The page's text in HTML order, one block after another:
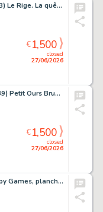
Mallié, Vincent (né en 1973) Le Rige. La quête de l’oiseau...
closed
27/06/2026
€1,500
Danièle BOUR (Née en 1939) Petit Ours Brun n° 254....
closed
27/06/2026
€1,500
KIM Jung Gi (1975-2022) Spy Games, planche originale...